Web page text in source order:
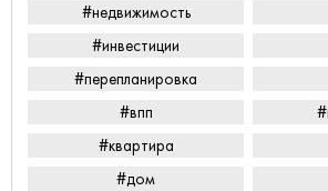
#недвижимость
#инвестиции
#перепланировка
#впп
#квартира
#дом